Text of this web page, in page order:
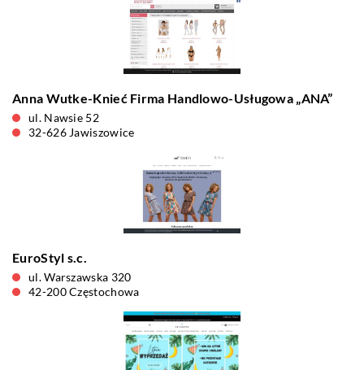
Anna Wutke-Knieć Firma Handlowo-Usługowa „ANA”
ul. Nawsie 52
32-626 Jawiszowice
EuroStyl s.c.
ul. Warszawska 320
42-200 Częstochowa